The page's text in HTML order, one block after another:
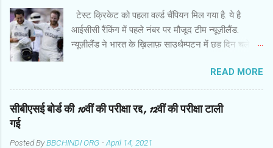
टेस्ट क्रिकेट को पहला वर्ल्ड चैंपियन मिल गया है. ये है
आईसीसी रैंकिंग में पहले नंबर पर मौजूद टीम न्यूज़ीलैंड.
न्यूज़ीलैंड ने भारत के ख़िलाफ़ साउथैम्पटन में छह दिन चले
विकेट से दमदार जीत हासिल की. बारिश से प्रभावित मैच के
छठे दिन गेंदबाज़ों के कमाल के बाद कप्तान केन विलियमसन
और रॉस टेलर ने उम्दा बल्लेबाज़ी की और आईसीसी वर्ल्ड
टेस्ट चैंपियनशिप में इतिहास रच दिया . जीत के हीरो रहे
READ MORE
सीबीएसई बोर्ड की 10वीं की परीक्षा रद्द, 12वीं की परीक्षा टाली
गई
Posted ByBBCHINDI ORG -April 14, 2021